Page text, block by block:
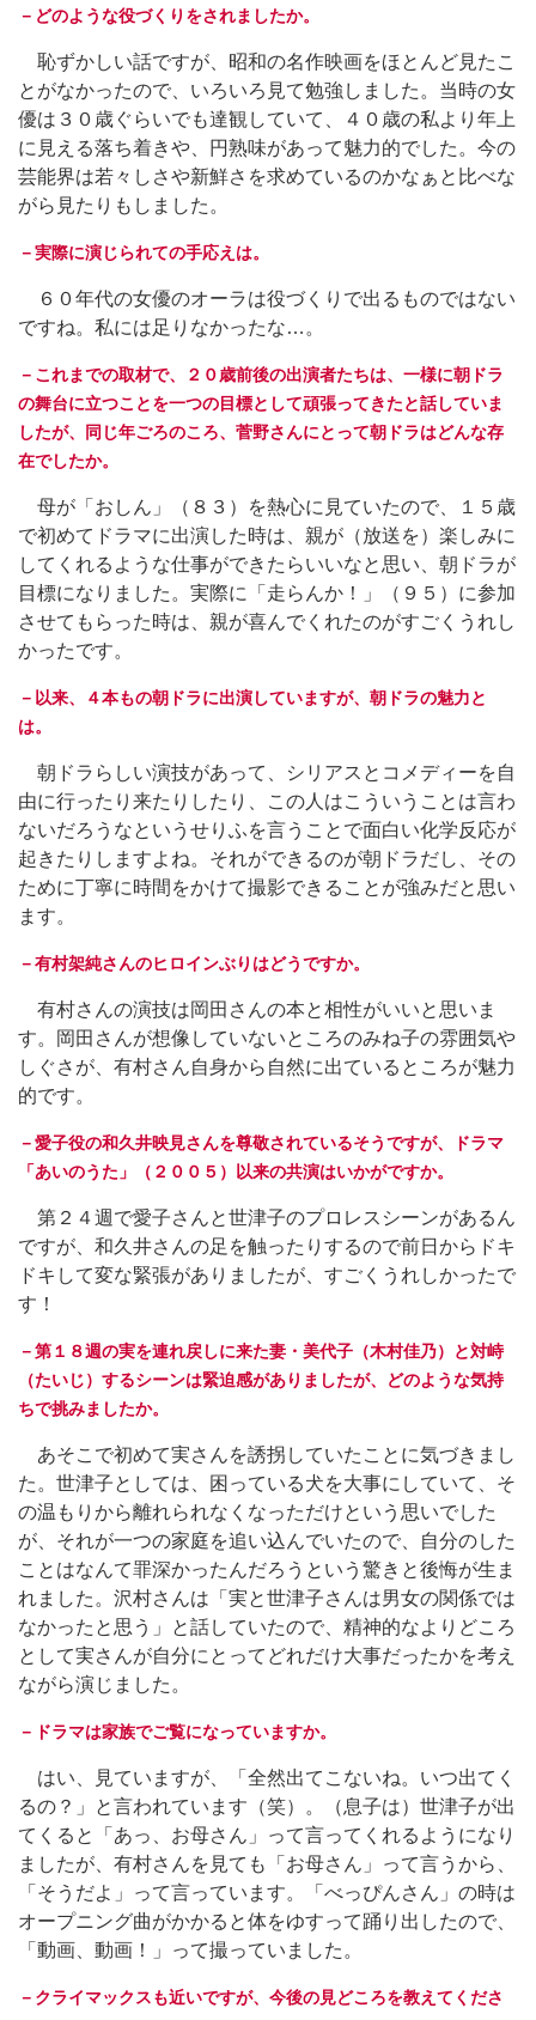
－どのような役づくりをされましたか。
恥ずかしい話ですが、昭和の名作映画をほとんど見たこ
とがなかったので、いろいろ見て勉強しました。当時の女
優は３０歳ぐらいでも達観していて、４０歳の私より年上
に見える落ち着きや、円熟味があって魅力的でした。今の
芸能界は若々しさや新鮮さを求めているのかなぁと比べな
がら見たりもしました。
－実際に演じられての手応えは。
６０年代の女優のオーラは役づくりで出るものではない
ですね。私には足りなかったな…。
－これまでの取材で、２０歳前後の出演者たちは、一様に朝ドラ
の舞台に立つことを一つの目標として頑張ってきたと話していま
したが、同じ年ごろのころ、菅野さんにとって朝ドラはどんな存
在でしたか。
母が「おしん」（８３）を熱心に見ていたので、１５歳
で初めてドラマに出演した時は、親が（放送を）楽しみに
してくれるような仕事ができたらいいなと思い、朝ドラが
目標になりました。実際に「走らんか！」（９５）に参加
させてもらった時は、親が喜んでくれたのがすごくうれし
かったです。
－以来、４本もの朝ドラに出演していますが、朝ドラの魅力と
は。
朝ドラらしい演技があって、シリアスとコメディーを自
由に行ったり来たりしたり、この人はこういうことは言わ
ないだろうなというせりふを言うことで面白い化学反応が
起きたりしますよね。それができるのが朝ドラだし、その
ために丁寧に時間をかけて撮影できることが強みだと思い
ます。
－有村架純さんのヒロインぶりはどうですか。
有村さんの演技は岡田さんの本と相性がいいと思いま
す。岡田さんが想像していないところのみね子の雰囲気や
しぐさが、有村さん自身から自然に出ているところが魅力
的です。
－愛子役の和久井映見さんを尊敬されているそうですが、ドラマ
「あいのうた」（２００５）以来の共演はいかがですか。
第２４週で愛子さんと世津子のプロレスシーンがあるん
ですが、和久井さんの足を触ったりするので前日からドキ
ドキして変な緊張がありましたが、すごくうれしかったで
す！
－第１８週の実を連れ戻しに来た妻・美代子（木村佳乃）と対峙
（たいじ）するシーンは緊迫感がありましたが、どのような気持
ちで挑みましたか。
あそこで初めて実さんを誘拐していたことに気づきまし
た。世津子としては、困っている犬を大事にしていて、そ
の温もりから離れられなくなっただけという思いでした
が、それが一つの家庭を追い込んでいたので、自分のした
ことはなんて罪深かったんだろうという驚きと後悔が生ま
れました。沢村さんは「実と世津子さんは男女の関係では
なかったと思う」と話していたので、精神的なよりどころ
として実さんが自分にとってどれだけ大事だったかを考え
ながら演じました。
－ドラマは家族でご覧になっていますか。
はい、見ていますが、「全然出てこないね。いつ出てく
るの？」と言われています（笑）。（息子は）世津子が出
てくると「あっ、お母さん」って言ってくれるようになり
ましたが、有村さんを見ても「お母さん」って言うから、
「そうだよ」って言っています。「べっぴんさん」の時は
オープニング曲がかかると体をゆすって踊り出したので、
「動画、動画！」って撮っていました。
－クライマックスも近いですが、今後の見どころを教えてくださ